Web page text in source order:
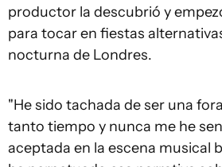
productor la descubrió y
para tocar en fiestas
nocturna de Londres.
"He sido tachada de ser una
tanto tiempo y nunca me he
aceptada en la escena musical